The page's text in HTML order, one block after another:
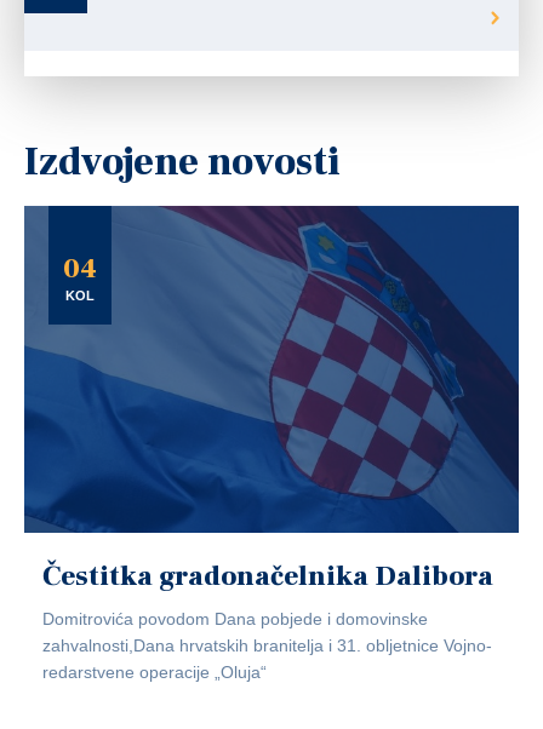
Izdvojene novosti
04
KOL
Čestitka gradonačelnika Dalibora
Domitrovića povodom Dana pobjede i domovinske
zahvalnosti,Dana hrvatskih branitelja i 31. obljetnice Vojno-
redarstvene operacije „Oluja“